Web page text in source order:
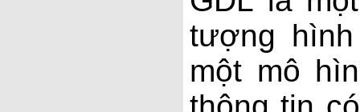
tượng
một mô